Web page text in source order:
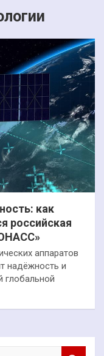
как
российская
аппаратов
надёжность и
глобальной